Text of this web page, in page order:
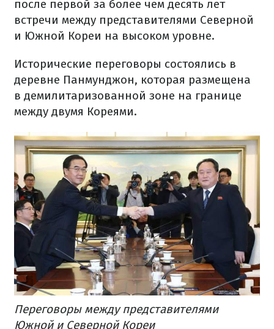
после первой за более чем десять лет
встречи между представителями Северной
и Южной Кореи на высоком уровне.
Исторические переговоры состоялись в
деревне Панмунджон, которая размещена
в демилитаризованной зоне на границе
между двумя Кореями.
Переговоры между представителями
Южной и Северной Кореи